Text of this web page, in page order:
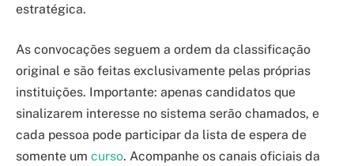
estratégica.
As convocações seguem a ordem da classificação
original e são feitas exclusivamente pelas próprias
instituições. Importante: apenas candidatos que
sinalizarem interesse no sistema serão chamados, e
cada pessoa pode participar da lista de espera de
somente um curso. Acompanhe os canais oficiais da